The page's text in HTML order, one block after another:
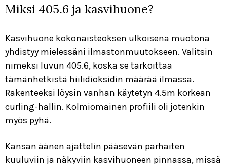
Miksi 405.6 ja kasvihuone?
Kasvihuone kokonaisteoksen ulkoisena muotona
yhdistyy mielessäni ilmastonmuutokseen. Valitsin
nimeksi luvun 405.6, koska se tarkoittaa
tämänhetkistä hiilidioksidin määrää ilmassa.
Rakenteeksi löysin vanhan käytetyn 4.5m korkean
curling-hallin. Kolmiomainen profiili oli jotenkin
myös pyhä.
Kansan äänen ajattelin pääsevän parhaiten
kuuluviin ja näkyviin kasvihuoneen pinnassa, missä